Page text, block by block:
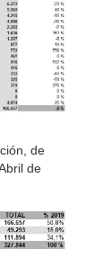
de
de